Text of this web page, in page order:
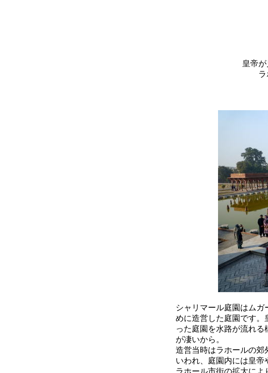
皇帝
シャリマール庭園はム
めに造営した庭園です。
った庭園を水路が流れ
が凄いから。
造営当時はラホールの郊
いわれ、庭園内には皇帝
ラホール市街の拡大によ